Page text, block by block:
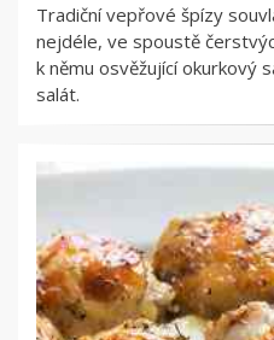
Tradiční vepřové špízy
nejdéle, ve spoustě
k němu osvěžující okurkový
salát.